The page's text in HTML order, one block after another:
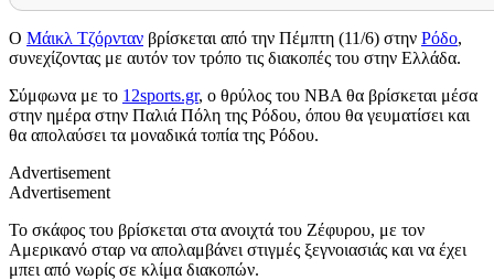
Ο Μάικλ Τζόρνταν βρίσκεται από την Πέμπτη (11/6) στην Ρόδο,
συνεχίζοντας με αυτόν τον τρόπο τις διακοπές του στην Ελλάδα.
Σύμφωνα με το 12sports.gr, ο θρύλος του NBA θα βρίσκεται μέσα
στην ημέρα στην Παλιά Πόλη της Ρόδου, όπου θα γευματίσει και
θα απολαύσει τα μοναδικά τοπία της Ρόδου.
Advertisement
Advertisement
Το σκάφος του βρίσκεται στα ανοιχτά του Ζέφυρου, με τον
Αμερικανό σταρ να απολαμβάνει στιγμές ξεγνοιασιάς και να έχει
μπει από νωρίς σε κλίμα διακοπών.